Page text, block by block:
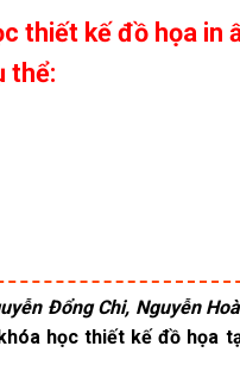
thiết kế đồ họa in
thể:
Đổng Chi, Nguyễn
học thiết kế đồ họa